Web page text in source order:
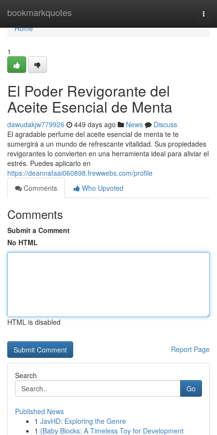
bookmarkquotes
Home
Home
1
El Poder Revigorante del
Aceite Esencial de Menta
dawudakjw779926 449 days ago News
Discuss
El agradable perfume del aceite esencial de menta te te
sumergirá a un mundo de refrescante vitalidad. Sus propiedades
revigorantes lo convierten en una herramienta ideal para aliviar el
estrés. Puedes aplicarlo en
https://deannafaai060898.frewwebs.com/profile
Comments
Who Upvoted
Comments
Submit a Comment
No HTML
HTML is disabled
Report Page
Search
Go
Published News
1 JavHD: Exploring the Genre
1 {Baby Blocks: A Timeless Toy for Development